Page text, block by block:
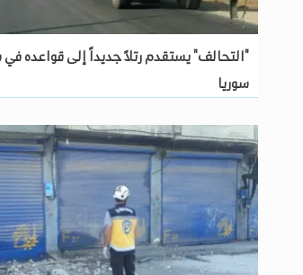
"التحالف" يستقدم رتلاً جديداً إلى قواعده
سوريا